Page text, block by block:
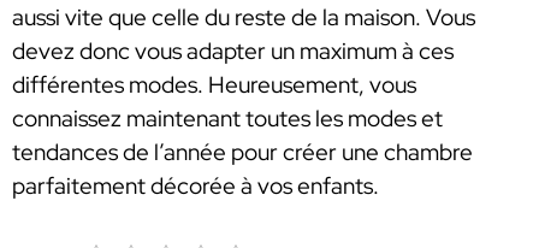
aussi vite que celle du reste de la maison. Vous
devez donc vous adapter un maximum à ces
différentes modes. Heureusement, vous
connaissez maintenant toutes les modes et
tendances de l’année pour créer une chambre
parfaitement décorée à vos enfants.